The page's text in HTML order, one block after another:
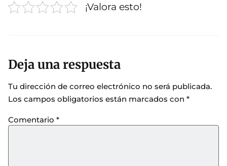
¡Valora esto!
Deja una respuesta
Tu dirección de correo electrónico no será publicada.
Los campos obligatorios están marcados con *
Comentario *